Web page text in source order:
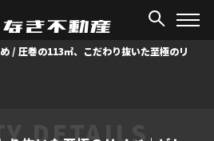
/圧巻の113㎡、こだわり抜いた至極のリ
DETAILS